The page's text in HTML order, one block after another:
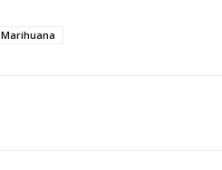
Marihuana